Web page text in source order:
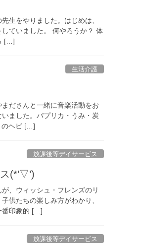
生をやりました。はじめは、
ていました。 何やろうか？ 体
[…]
生活介護
ださんと一緒に音楽活動をお
ました。パプリカ・うみ・炭
のヘビ […]
放課後等デイサービス
(*’▽’)
、ウィッシュ・フレンズのリ
供たちの楽しみ方がわかり、
番印象的 […]
放課後等デイサービス